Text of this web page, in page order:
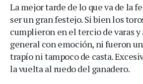
La mejor tarde de lo que va de la
ser un gran festejo. Si bien los
cumplieron en el tercio de varas
general con emoción, ni fueron
trapío ni tampoco de casta.
la vuelta al ruedo del ganadero.